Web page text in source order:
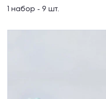
1 набор - 9 шт.